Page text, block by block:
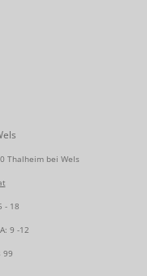
Thalheim bei Wels
- 18
9 -12
99